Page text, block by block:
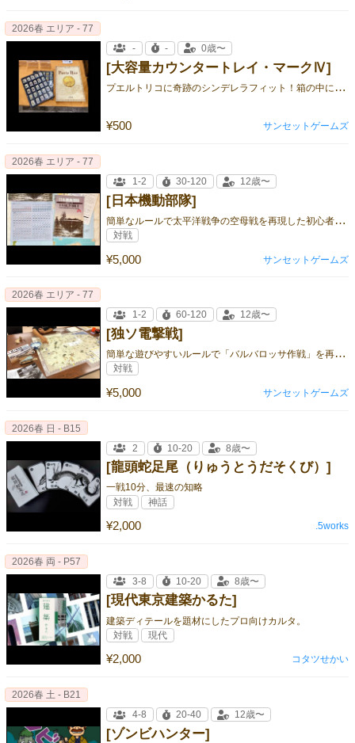
[大容量カウンタートレイ・マークⅣ]
プ
エルトリコに奇跡のシンデレラフィット！箱の中にもぴったり入ります
¥500
2026春 エリア - 77
-
- 0歳〜
サンセットゲームズ
[日本機動部隊]
簡
単なルールで太平洋戦争の空母戦を再現した初心者用ウォーゲーム
¥5,000
2026春 エリア - 77
1-2
30-120 12歳〜
対戦
サンセットゲームズ
[独ソ電撃戦]
簡
単な遊びやすいルールで「バルバロッサ作戦」を再現した入門向けの入門用ウォーゲーム
¥5,000
2026春 エリア - 77
1-2
60-120 12歳〜
対戦
サンセットゲームズ
[龍頭蛇足尾（りゅうとうだそくび）]
一戦10分、最速の知略
¥2,000
2026春 日 - B15
2
10-20 8歳〜
対戦 神話
.5works
[現代東京建築かるた]
建築ディテールを題材にしたプロ向けカルタ。
¥2,000
2026春 両 - P57
3-8
10-20 8歳〜
対戦 現代
コタツせかい
[ゾンビハンター]
2026春 土 - B21
4-8
20-40 12歳〜